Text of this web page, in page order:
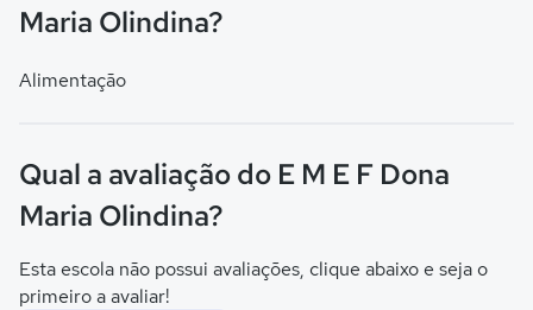
Maria Olindina?
Alimentação
Qual a avaliação do E M E F Dona
Maria Olindina?
Esta escola não possui avaliações, clique abaixo e seja o
primeiro a avaliar!